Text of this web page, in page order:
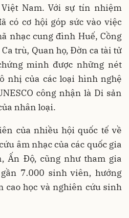
Nam. Với sự tín nhiệm
có cơ hội góp sức vào việc
nhạc cung đình Huế, Cồng
trù, Quan họ, Đờn ca tài tử
minh được những nét
nhị của các loại hình nghệ
công nhận là Di sản
nhân loại.
của nhiều hội quốc tế về
âm nhạc của các quốc gia
Ấn Độ, cũng như tham gia
7.000 sinh viên, hướng
cao học và nghiên cứu sinh